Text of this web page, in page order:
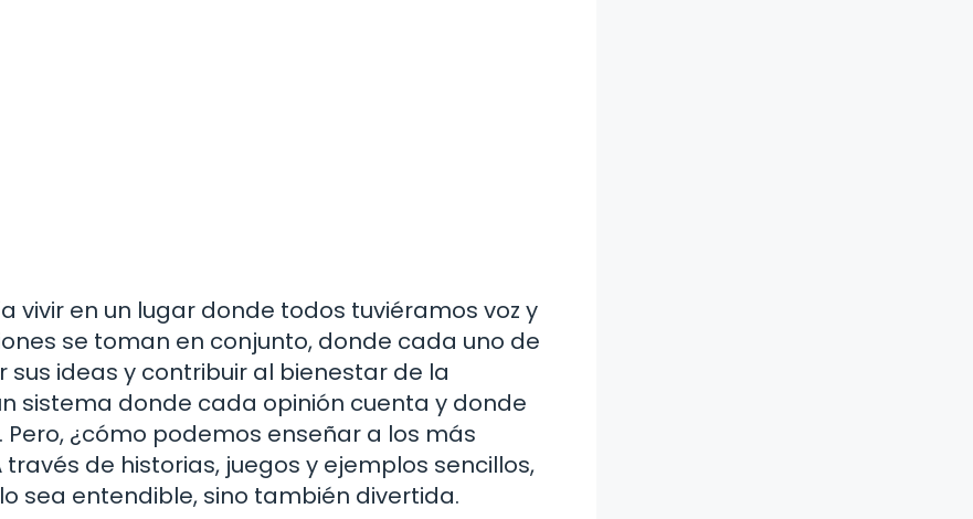
vivir en un lugar donde todos tuviéramos voz y
se toman en conjunto, donde cada uno de
ideas y contribuir al bienestar de la
sistema donde cada opinión cuenta y donde
¿cómo podemos enseñar a los más
de historias, juegos y ejemplos sencillos,
sea entendible, sino también divertida.